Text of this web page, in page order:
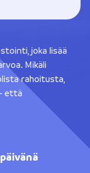
joka lisää
Mikäli
rahoitusta,
että